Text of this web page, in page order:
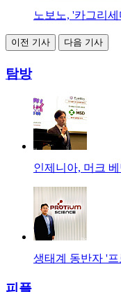
노보노, '카그리
이전 기사 다음 기사
탐방
인제니아, 머크
생태계 동반자 '
피플